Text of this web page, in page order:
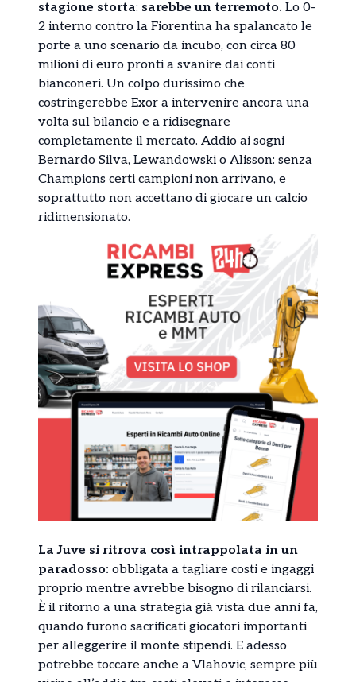
stagione storta: sarebbe un terremoto. Lo 0-
2 interno contro la Fiorentina ha spalancato le
porte a uno scenario da incubo, con circa 80
milioni di euro pronti a svanire dai conti
bianconeri. Un colpo durissimo che
costringerebbe Exor a intervenire ancora una
volta sul bilancio e a ridisegnare
completamente il mercato. Addio ai sogni
Bernardo Silva, Lewandowski o Alisson: senza
Champions certi campioni non arrivano, e
soprattutto non accettano di giocare un calcio
ridimensionato.
La Juve si ritrova così intrappolata in un
paradosso: obbligata a tagliare costi e ingaggi
proprio mentre avrebbe bisogno di rilanciarsi.
È il ritorno a una strategia già vista due anni fa,
quando furono sacrificati giocatori importanti
per alleggerire il monte stipendi. E adesso
potrebbe toccare anche a Vlahovic, sempre più